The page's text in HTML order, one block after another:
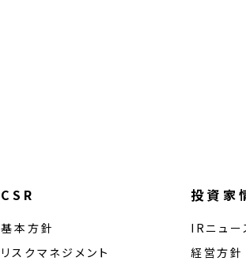
CSR
基本方針
リスクマネジメント
投資家
IRニュー
経営⽅針